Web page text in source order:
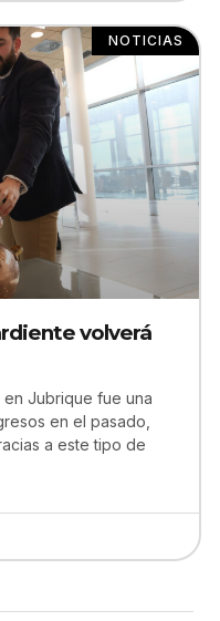
NOTICIAS
volverá
Jubrique fue una
en el pasado,
a este tipo de